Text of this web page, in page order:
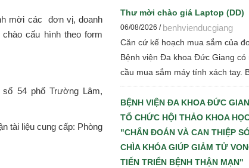
mời các đơn vị, doanh
cấu hình theo form
54 phố Trường Lâm,
tài liệu cung cấp: Phòng
Thư mời chào giá Laptop (DD)
06/08/2026 / benhvienducgiang
Căn cứ kế hoạch mua sắm của
Bệnh viện Đa khoa Đức Giang có
cầu mua sắm máy tính xách tay.
viện kính đề nghị các đơn vị, tổ
có đủ tư cách pháp nhân tham gia
giá cạnh tranh để Bệnh viện thực
các bước đấu thầu theo quy định
hành
BỆNH VIỆN ĐA KHOA ĐỨC
TỔ CHỨC HỘI THẢO KHOA
"CHẨN ĐOÁN VÀ CAN THIỆP
CHÌA KHÓA GIÚP GIẢM TỬ
TIẾN TRIỂN BỆNH THẬN MẠN"